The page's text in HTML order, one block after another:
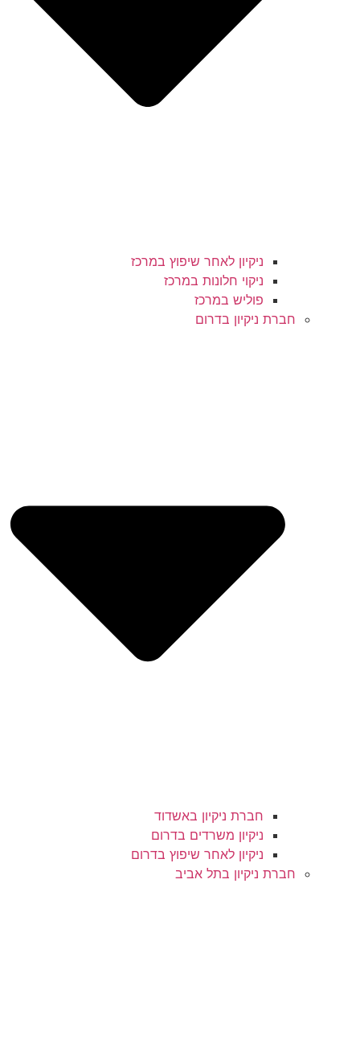
ניקיון לאחר שיפוץ במרכז
ניקוי חלונות במרכז
פוליש במרכז
חברת ניקיון בדרום
חברת ניקיון באשדוד
ניקיון משרדים בדרום
ניקיון לאחר שיפוץ בדרום
חברת ניקיון בתל אביב